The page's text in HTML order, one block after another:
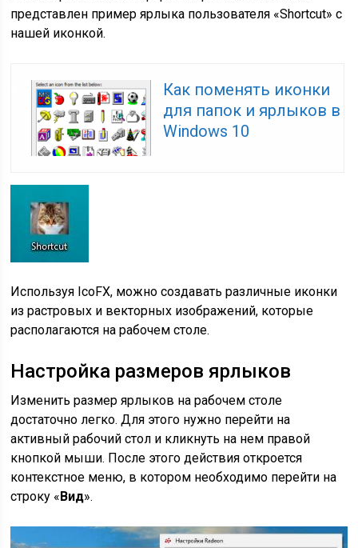
представлен пример ярлыка пользователя «Shortcut» с
нашей иконкой.
Как поменять иконки
для папок и ярлыков в
Windows 10
Используя IcoFX, можно создавать различные иконки
из растровых и векторных изображений, которые
располагаются на рабочем столе.
Настройка размеров ярлыков
Изменить размер ярлыков на рабочем столе
достаточно легко. Для этого нужно перейти на
активный рабочий стол и кликнуть на нем правой
кнопкой мыши. После этого действия откроется
контекстное меню, в котором необходимо перейти на
строку « Вид».